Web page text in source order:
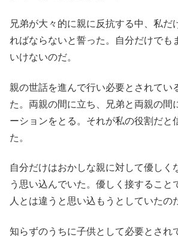
兄弟が大々的に親に反抗する中、私だ
ればならないと誓った。自分だけでも
いけないのだ。
親の世話を進んで行い必要とされてい
た。両親の間に立ち、兄弟と両親の間
ーションをとる。それが私の役割だと
た。
自分だけはおかしな親に対して優しく
う思い込んでいた。優しく接すること
人とは違うと思い込もうとしていたの
知らずのうちに子供として必要とされ